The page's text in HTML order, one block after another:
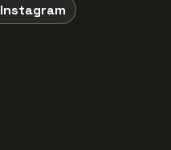
Instagram